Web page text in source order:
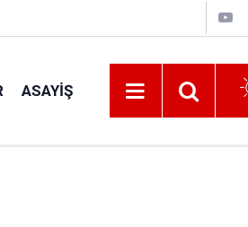
ASAYIŞ